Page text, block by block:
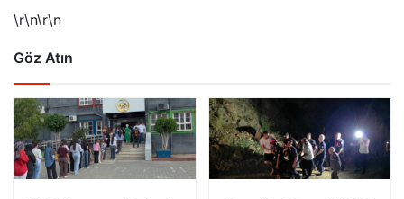
\r\n\r\n
Göz Atın